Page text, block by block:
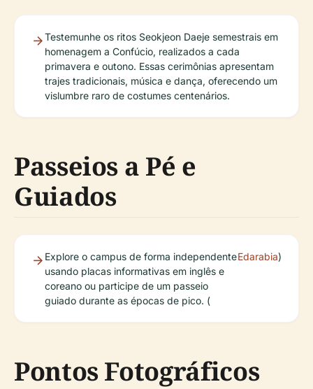
Testemunhe os ritos Seokjeon Daeje semestrais em
homenagem a Confúcio, realizados a cada
primavera e outono. Essas cerimônias apresentam
trajes tradicionais, música e dança, oferecendo um
vislumbre raro de costumes centenários.
Passeios a Pé e
Guiados
Explore o campus de forma independente
usando placas informativas em inglês e
coreano ou participe de um passeio
guiado durante as épocas de pico. (
Edarabia)
Pontos Fotográficos